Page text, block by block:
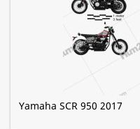
Yamaha SCR 950 2017